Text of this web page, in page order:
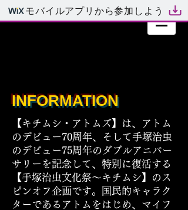
モバイルアプリから参加しよう
INFORMATION
【キチムシ・アトムズ】は、アトム
のデビュー70周年、そして手塚治虫
のデビュー75周年のダブルアニバー
サリーを記念して、特別に復活する
【手塚治虫文化祭～キチムシ】のス
ピンオフ企画です。国民的キャラク
ターであるアトムをはじめ、マイフ